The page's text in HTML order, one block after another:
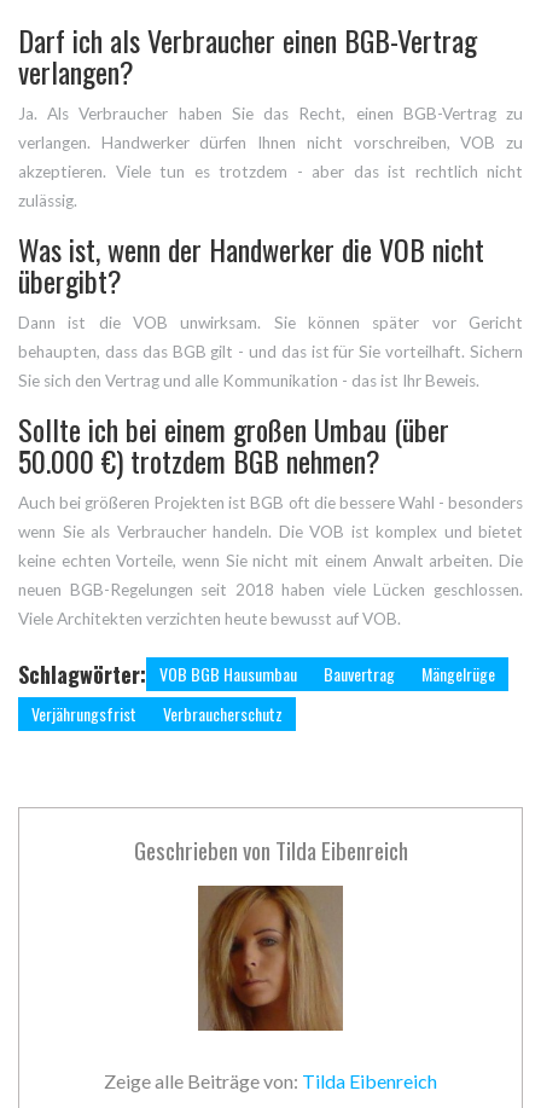
Darf ich als Verbraucher einen BGB-Vertrag
verlangen?
Ja. Als Verbraucher haben Sie das Recht, einen BGB-Vertrag zu
verlangen. Handwerker dürfen Ihnen nicht vorschreiben, VOB zu
akzeptieren. Viele tun es trotzdem - aber das ist rechtlich nicht
zulässig.
Was ist, wenn der Handwerker die VOB nicht
übergibt?
Dann ist die VOB unwirksam. Sie können später vor Gericht
behaupten, dass das BGB gilt - und das ist für Sie vorteilhaft. Sichern
Sie sich den Vertrag und alle Kommunikation - das ist Ihr Beweis.
Sollte ich bei einem großen Umbau (über
50.000 €) trotzdem BGB nehmen?
Auch bei größeren Projekten ist BGB oft die bessere Wahl - besonders
wenn Sie als Verbraucher handeln. Die VOB ist komplex und bietet
keine echten Vorteile, wenn Sie nicht mit einem Anwalt arbeiten. Die
neuen BGB-Regelungen seit 2018 haben viele Lücken geschlossen.
Viele Architekten verzichten heute bewusst auf VOB.
Schlagwörter: VOB BGB Hausumbau Bauvertrag
Mängelrüge
Verjährungsfrist
Verbraucherschutz
Geschrieben von Tilda Eibenreich
Zeige alle Beiträge von: Tilda Eibenreich